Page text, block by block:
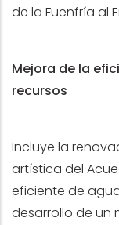
de la Fuenfría al
Mejora de la
recursos
Incluye la
artística del
eficiente de
desarrollo de un